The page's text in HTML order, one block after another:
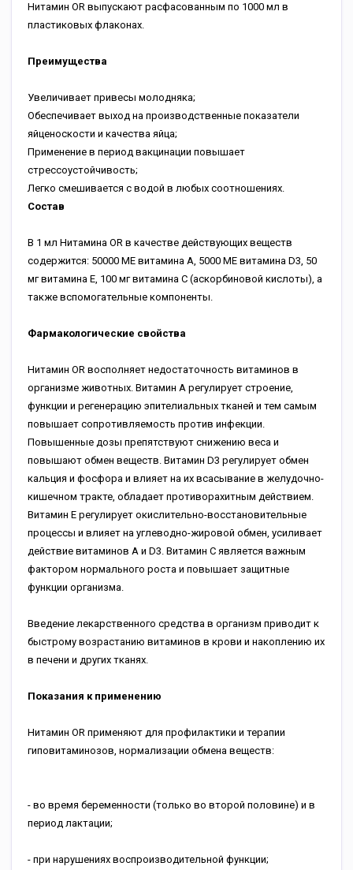
Нитамин OR выпускают расфасованным по 1000 мл в
пластиковых флаконах.
Преимущества
Увеличивает привесы молодняка;
Обеспечивает выход на производственные показатели
яйценоскости и качества яйца;
Применение в период вакцинации повышает
стрессоустойчивость;
Легко смешивается с водой в любых соотношениях.
Состав
В 1 мл Нитамина OR в качестве действующих веществ
содержится: 50000 ME витамина А, 5000 ME витамина D3, 50
мг витамина Е, 100 мг витамина С (аскорбиновой кислоты), а
также вспомогательные компоненты.
Фармакологические свойства
Нитамин OR восполняет недостаточность витаминов в
организме животных. Витамин А регулирует строение,
функции и регенерацию эпителиальных тканей и тем самым
повышает сопротивляемость против инфекции.
Повышенные дозы препятствуют снижению веса и
повышают обмен веществ. Витамин D3 регулирует обмен
кальция и фосфора и влияет на их всасывание в желудочно-
кишечном тракте, обладает противорахитным действием.
Витамин Е регулирует окислительно-восстановительные
процессы и влияет на углеводно-жировой обмен, усиливает
действие витаминов А и D3. Витамин С является важным
фактором нормального роста и повышает защитные
функции организма.
Введение лекарственного средства в организм приводит к
быстрому возрастанию витаминов в крови и накоплению их
в печени и других тканях.
Показания к применению
Нитамин OR применяют для профилактики и терапии
гиповитаминозов, нормализации обмена веществ:
- во время беременности (только во второй половине) и в
период лактации;
- при нарушениях воспроизводительной функции;